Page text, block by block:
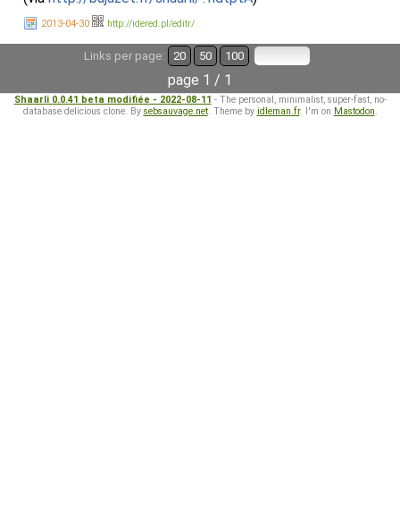
2013-04-30 http://idered.pl/editr/
Links per page: 20 50 100
page 1 / 1
Shaarli 0.0.41 beta modifiée - 2022-08-11 - The personal, minimalist, super-fast, no-
database delicious clone. By sebsauvage.net. Theme by idleman.fr. I'm on Mastodon.